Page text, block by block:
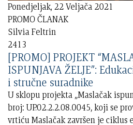
Ponedjeljak, 22 Veljača 2021
PROMO ČLANAK
Silvia Feltrin
2413
[PROMO] PROJEKT
ISPUNJAVA ŽELJE”:
i stručne suradnike
U sklopu projekta „Maslačak
broj: UP.02.2.2.08.0045, koji se
vrtiću Maslačak završen je